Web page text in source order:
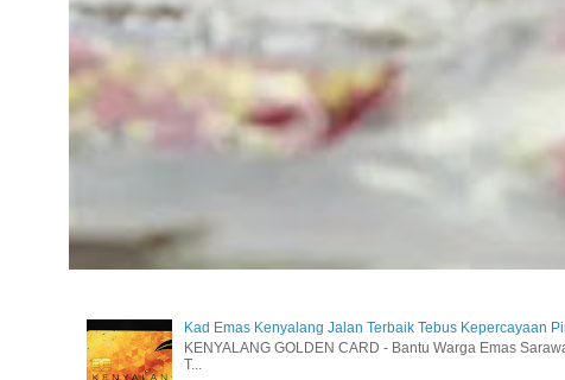
Kad Emas Kenyalang Jalan Terbaik Tebus Kepercayaan
KENYALANG GOLDEN CARD - Bantu Warga Emas
T...